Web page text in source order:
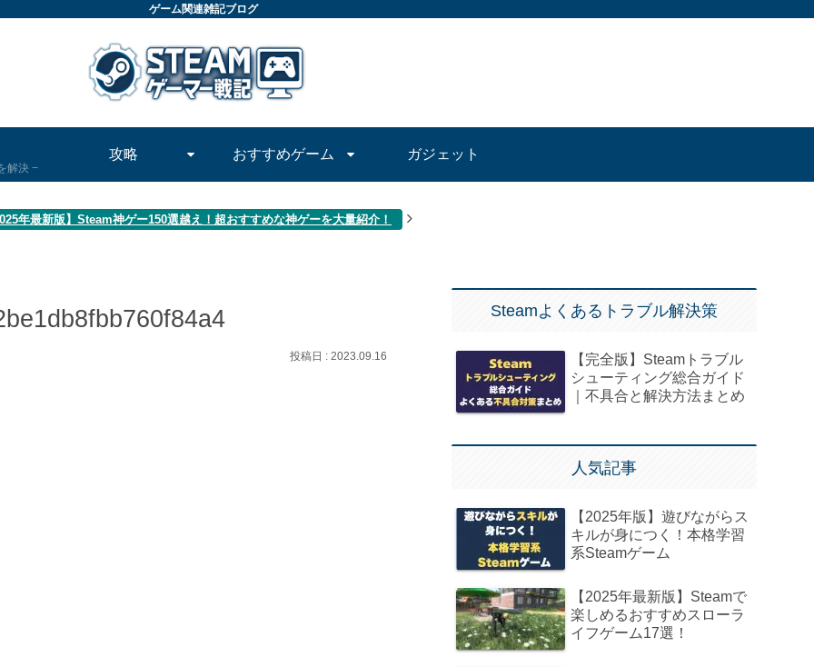
ゲーム関連雑記ブログ
解決
攻略 おすすめゲーム ガジェット
年最新版】Steam神ゲー150選越え！超おすすめな神ゲーを大量紹介！
2023.09.16
Steamよくあるトラブル解決策
【完全版】Steamトラブル
シューティング総合ガイド
｜不具合と解決方法まとめ
人気記事
【2025年版】遊びながらス
キルが身につく！本格学習
系Steamゲーム
【2025年最新版】Steamで
楽しめるおすすめスローラ
イフゲーム17選！